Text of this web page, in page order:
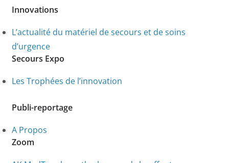
Innovations
L’actualité du matériel de secours et de soins
d’urgence
Secours Expo
Les Trophées de l’innovation
Publi-reportage
A Propos
Zoom